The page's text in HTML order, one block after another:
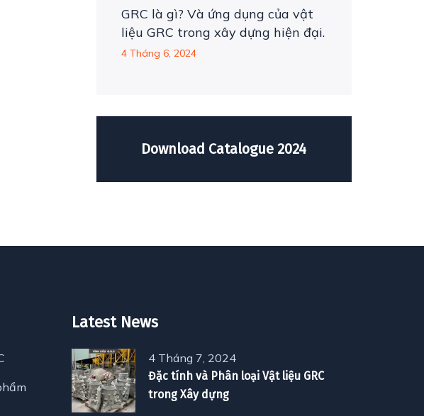
GRC là gì? Và ứng dụng của vật
liệu GRC trong xây dựng hiện đại.
4 Tháng 6, 2024
Download Catalogue 2024
Latest News
4 Tháng 7, 2024
Đặc tính và Phân loại Vật liệu GRC
trong Xây dựng